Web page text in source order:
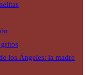
los Ángeles: la madre